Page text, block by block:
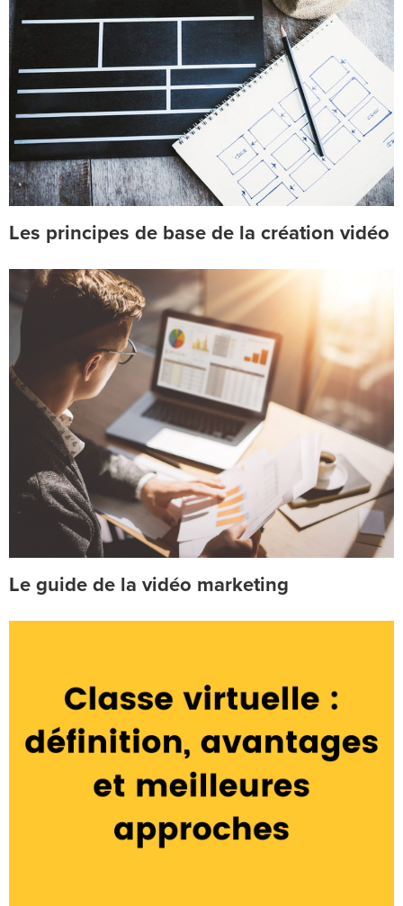
Les principes de base de la création vidéo
Le guide de la vidéo marketing